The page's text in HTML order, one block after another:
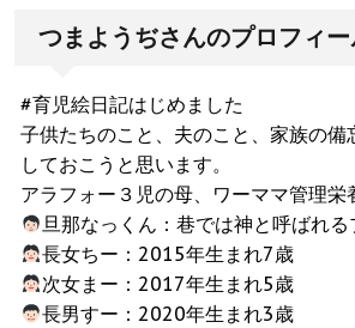
つまようぢさんのプロフィ
#育児絵日記はじめました
子供たちのこと、夫のこと、家族の備
しておこうと思います。
アラフォー３児の母、ワーママ管理栄
旦那なっくん：巷では神と呼ばれる
長女ちー：2015年生まれ7歳
次女まー：2017年生まれ5歳
長男すー：2020年生まれ3歳